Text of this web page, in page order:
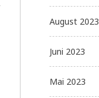
August 2023
Juni 2023
Mai 2023